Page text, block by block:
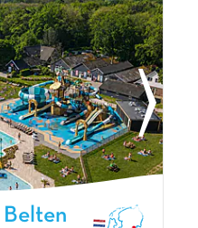
Overijssel